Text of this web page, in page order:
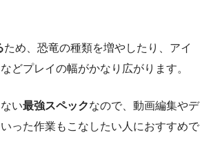
ため、恐竜の種類を増やしたり、アイ
どプレイの幅がかなり広がります。
い最強スペックなので、動画編集やデ
った作業もこなしたい人におすすめで